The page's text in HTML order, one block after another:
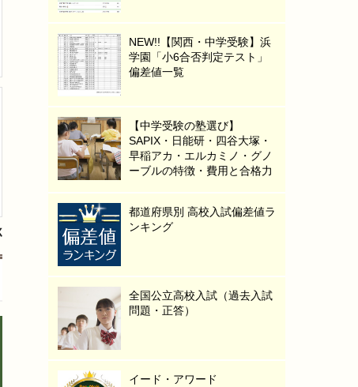
NEW!!【関西・中学受験】浜
学園「小6合否判定テスト」
偏差値一覧
【中学受験の塾選び】
SAPIX・日能研・四谷大塚・
早稲アカ・エルカミノ・グノ
ーブルの特徴・費用と合格力
都道府県別 高校入試偏差値ラ
ンキング
全国公立高校入試（過去入試
問題・正答）
イード・アワード